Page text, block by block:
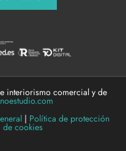
interiorismo comercial y de
| Política de protección
de cookies